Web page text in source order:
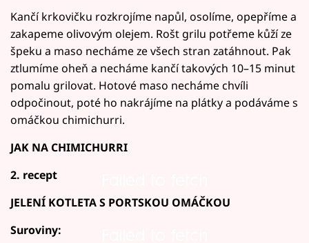
Kančí krkovičku rozkrojíme napůl, osolíme, opepříme a
zakapeme olivovým olejem. Rošt grilu potřeme kůží ze
špeku a maso necháme ze všech stran zatáhnout. Pak
ztlumíme oheň a necháme kančí takových 10–15 minut
pomalu grilovat. Hotové maso necháme chvíli
odpočinout, poté ho nakrájíme na plátky a podáváme s
omáčkou chimichurri.
JAK NA CHIMICHURRI
2. recept
JELENÍ KOTLETA S PORTSKOU OMÁČKOU
Suroviny: